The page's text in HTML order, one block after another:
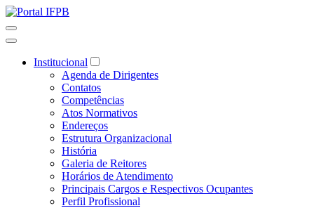
Institucional
Agenda de Dirigentes
Contatos
Competências
Atos Normativos
Endereços
Estrutura Organizacional
História
Galeria de Reitores
Horários de Atendimento
Principais Cargos e Respectivos Ocupantes
Perfil Profissional